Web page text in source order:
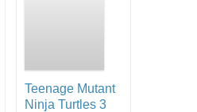
Teenage Mutant
Ninja Turtles 3